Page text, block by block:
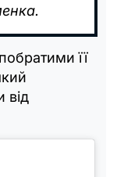
її
від